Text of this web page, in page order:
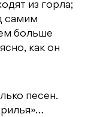
из горла;
самим
больше
как он
песен.